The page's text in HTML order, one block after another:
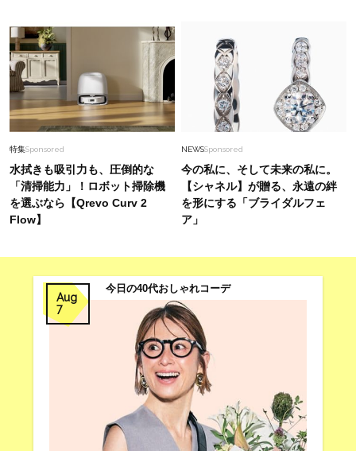
特集Sponsored
水拭きも吸引力も、圧倒的な
「清掃能力」！ロボット掃除機
を選ぶなら【Qrevo Curv 2
Flow】
NEWSSponsored
今の私に、そして未来の私に。
【シャネル】が贈る、永遠の絆
を形にする「ブライダルフェ
ア」
Aug
7
今日の40代おしゃれコーデ